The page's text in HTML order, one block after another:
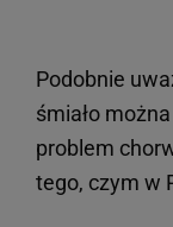
Podobnie
śmiało
problem
tego, czym w